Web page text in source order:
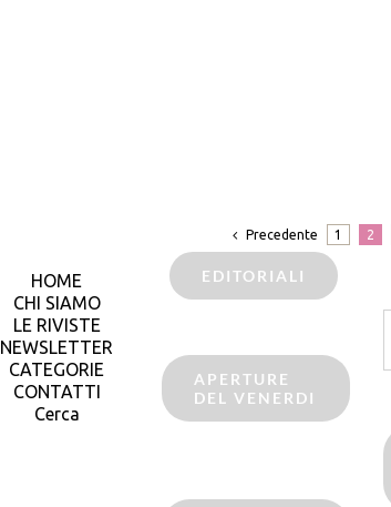
Precedente 1 2
HOME
CHI SIAMO
LE RIVISTE
NEWSLETTER
CATEGORIE
CONTATTI
Cerca
EDITORIALI
APERTURE
DEL VENERDI